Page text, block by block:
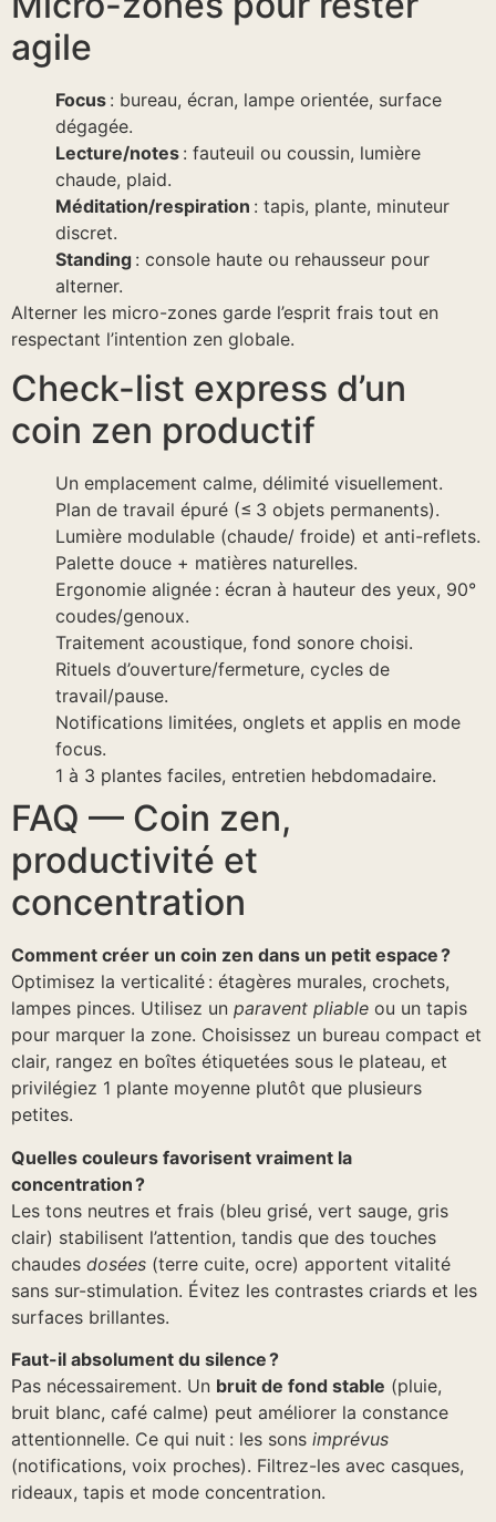
agile
Focus : bureau, écran, lampe orientée, surface
dégagée.
Lecture/notes : fauteuil ou coussin, lumière
chaude, plaid.
Méditation/respiration : tapis, plante, minuteur
discret.
Standing : console haute ou rehausseur pour
alterner.
Alterner les micro-zones garde l’esprit frais tout en
respectant l’intention zen globale.
Check-list express d’un
coin zen productif
Un emplacement calme, délimité visuellement.
Plan de travail épuré (≤ 3 objets permanents).
Lumière modulable (chaude/ froide) et anti-reflets.
Palette douce + matières naturelles.
Ergonomie alignée : écran à hauteur des yeux, 90°
coudes/genoux.
Traitement acoustique, fond sonore choisi.
Rituels d’ouverture/fermeture, cycles de
travail/pause.
Notifications limitées, onglets et applis en mode
focus.
1 à 3 plantes faciles, entretien hebdomadaire.
FAQ — Coin zen,
productivité et
concentration
Comment créer un coin zen dans un petit espace ?
Optimisez la verticalité : étagères murales, crochets,
lampes pinces. Utilisez un paravent pliable ou un tapis
pour marquer la zone. Choisissez un bureau compact et
clair, rangez en boîtes étiquetées sous le plateau, et
privilégiez 1 plante moyenne plutôt que plusieurs
petites.
Quelles couleurs favorisent vraiment la
concentration ?
Les tons neutres et frais (bleu grisé, vert sauge, gris
clair) stabilisent l’attention, tandis que des touches
chaudes dosées (terre cuite, ocre) apportent vitalité
sans sur-stimulation. Évitez les contrastes criards et les
surfaces brillantes.
Faut-il absolument du silence ?
Pas nécessairement. Un bruit de fond stable (pluie,
bruit blanc, café calme) peut améliorer la constance
attentionnelle. Ce qui nuit : les sons imprévus
(notifications, voix proches). Filtrez-les avec casques,
rideaux, tapis et mode concentration.